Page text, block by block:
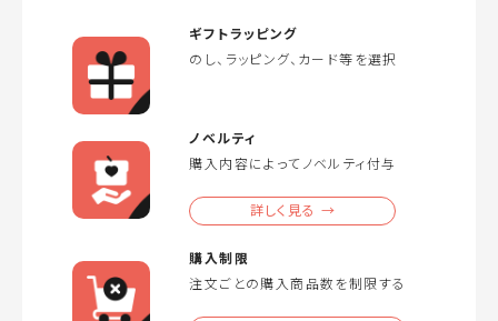
ギフトラッピング
のし、ラッピング、カード等を選択
ノベルティ
購入内容によってノベルティ付与
詳しく見る →
購入制限
注文ごとの購入商品数を制限する